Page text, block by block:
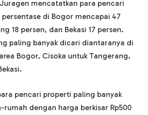
mencatatkan para pencari
di Bogor mencapai 47
18 persen, dan Bekasi 17 persen.
paling banyak dicari diantaranya di
Bogor, Cisoka untuk Tangerang,
pencari properti paling banyak
dengan harga berkisar Rp500